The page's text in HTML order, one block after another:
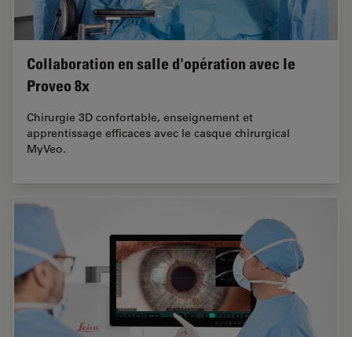
Collaboration en salle d'opération avec le
Proveo 8x
Chirurgie 3D confortable, enseignement et
apprentissage efficaces avec le casque chirurgical
MyVeo.